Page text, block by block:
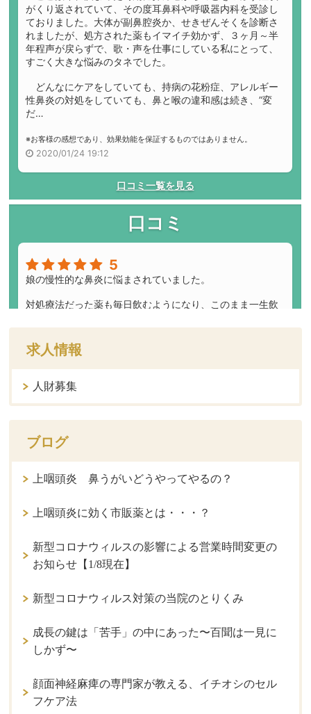
求人情報
人財募集
ブログ
上咽頭炎 鼻うがいどうやってやるの？
上咽頭炎に効く市販薬とは・・・？
新型コロナウィルスの影響による営業時間変更の
お知らせ【1/8現在】
新型コロナウィルス対策の当院のとりくみ
成長の鍵は「苦手」の中にあった〜百聞は一見に
しかず〜
顔面神経麻痺の専門家が教える、イチオシのセル
フケア法